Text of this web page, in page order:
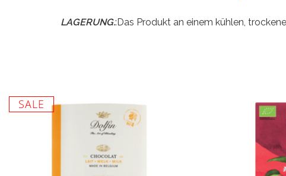
LAGERUNG.:Das Produkt an einem kühlen,
SALE